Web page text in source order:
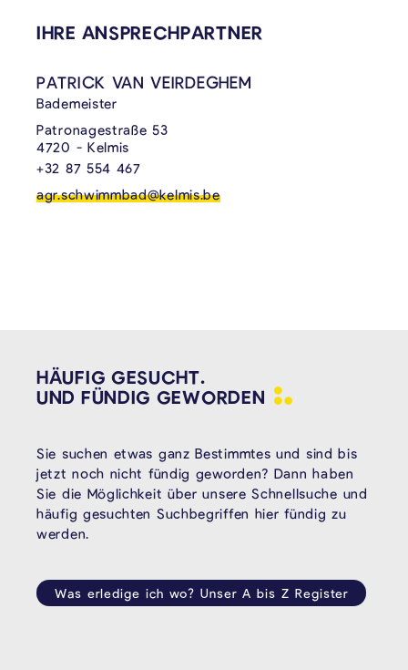
VERKNÜPFTE INHALTE
IHRE ANSPRECHPARTNER
PATRICK VAN VEIRDEGHEM
Bademeister
Patronagestraße 53
4720 - Kelmis
+32 87 554 467
agr.schwimmbad@kelmis.be
HÄUFIG GESUCHT.
UND FÜNDIG GEWORDEN
Sie suchen etwas ganz Bestimmtes und sind bis
jetzt noch nicht fündig geworden? Dann haben
Sie die Möglichkeit über unsere Schnellsuche und
häufig gesuchten Suchbegriffen hier fündig zu
werden.
Was erledige ich wo? Unser A bis Z Register